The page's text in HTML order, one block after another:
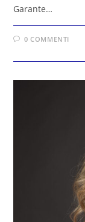
Garante…
0 COMMENTI